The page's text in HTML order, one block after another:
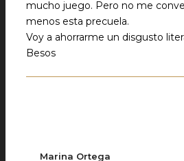
mucho juego. Pero no me
menos esta precuela.
Voy a ahorrarme un disgusto
Besos
Marina Ortega